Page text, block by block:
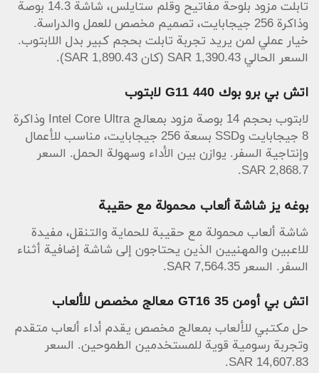
تابلت مزود بلوحة مفاتيح وقلم ستايلس، شاشة 14.3 بوصة
وذاكرة 256 جيجابايت، تصميم مخصص للعمل والدراسة.
خيار عملي لمن يريد تجربة تابلت بحجم كبير بدل اللابتوب.
السعر الحالي 1,390.43 SAR (كان 1,890.43 SAR).
اتش بي برو بوك 440 G11 لابتوب
لابتوب بحجم 14 بوصة مزود بمعالج Intel Core Ultra وذاكرة
8 جيجابايت وSSD بسعة 256 جيجابايت، مناسب للأعمال
وإنتاجية السفر. يوازن بين الأداء وسهولة الحمل. السعر
2,868.7 SAR.
بوغه يز شاشة ألعاب محمولة مع حقيبة
شاشة ألعاب محمولة مع حقيبة للحماية والتنقل، مفيدة
للاعبين والمهنيين الذين يحتاجون إلى شاشة إضافية أثناء
السفر. السعر 7,564.35 SAR.
اتش بي أومن 35 GT16 معالج مخصص للألعاب
حل مكتبي للألعاب بمعالج مخصص يقدم أداء ألعاب متقدم
وتجربة رسومية قوية للمستخدمين الطموحين. السعر
14,607.83 SAR.